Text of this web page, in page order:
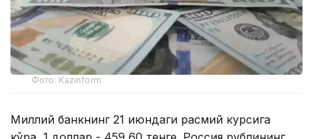
Фото: Kazinform
Миллий банкнинг 21 июндаги расмий курсига